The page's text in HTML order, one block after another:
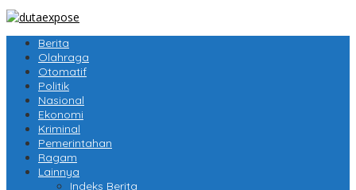
Berita
Olahraga
Otomatif
Politik
Nasional
Ekonomi
Kriminal
Pemerintahan
Ragam
Lainnya
Indeks Berita